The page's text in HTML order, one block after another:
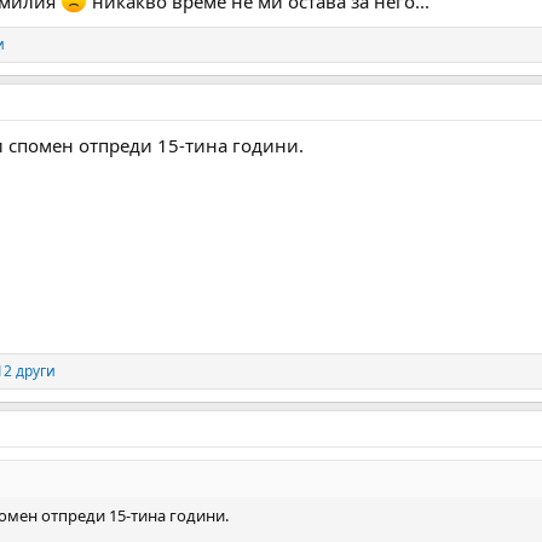
отпреди 15-тина години.
други
отпреди 15-тина години.